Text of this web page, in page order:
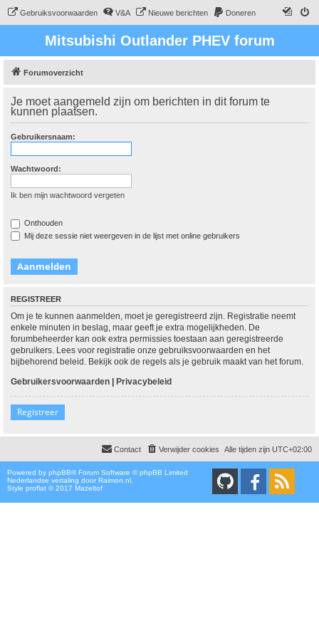
Gebruiksvoorwaarden V&A Nieuwe berichten Doneren
Mitsubishi Outlander PHEV forum
Forumoverzicht
Je moet aangemeld zijn om berichten in dit forum te
kunnen plaatsen.
Gebruikersnaam:
Wachtwoord:
Ik ben mijn wachtwoord vergeten
Onthouden
Mij deze sessie niet weergeven in de lijst met online gebruikers
REGISTREER
Om je te kunnen aanmelden, moet je geregistreerd zijn. Registratie neemt
enkele minuten in beslag, maar geeft je extra mogelijkheden. De
forumbeheerder kan ook extra permissies toestaan aan geregistreerde
gebruikers. Lees voor registratie onze gebruiksvoorwaarden en het
bijbehorend beleid. Bekijk ook de regels als je gebruik maakt van het forum.
Gebruikersvoorwaarden | Privacybeleid
Registreer
Alle tijden zijn UTC+02:00
Verwijder cookies
Contact
Powered by phpBB® Forum Software © phpBB Limited
Nederlandse vertaling door Raimon.nl
Style proflat © 2017 Mazeltof